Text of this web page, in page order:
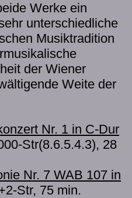
Werke ein
unterschiedliche
Musiktradition
der Wiener
Weite der
Nr. 1 in C-Dur
Str(8.6.5.4.3), 28
Nr. 7 WAB 107 in
Str, 75 min.